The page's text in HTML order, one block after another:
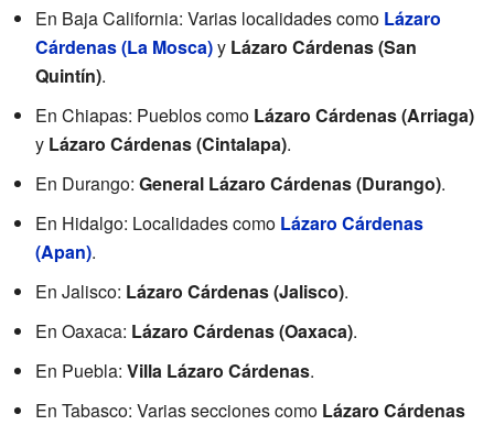
En Baja California: Varias localidades como Lázaro
Cárdenas (La Mosca)y Lázaro Cárdenas (San
Quintín).
En Chiapas: Pueblos como Lázaro Cárdenas (Arriaga)
y Lázaro Cárdenas (Cintalapa).
En Durango: General Lázaro Cárdenas (Durango).
En Hidalgo: Localidades como Lázaro Cárdenas
(Apan).
En Jalisco: Lázaro Cárdenas (Jalisco).
En Oaxaca: Lázaro Cárdenas (Oaxaca).
En Puebla: Villa Lázaro Cárdenas.
En Tabasco: Varias secciones como Lázaro Cárdenas